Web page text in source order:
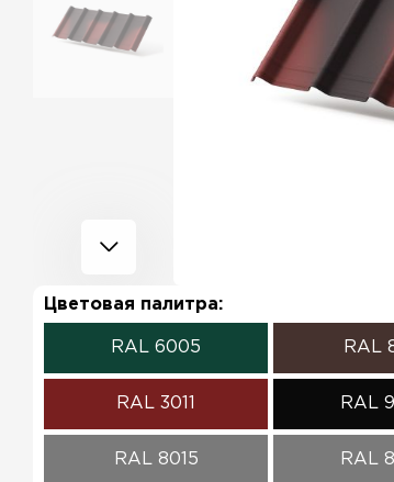
Цветовая палитра:
RAL 6005 RAL
RAL 3011 RAL
RAL 8015 RAL